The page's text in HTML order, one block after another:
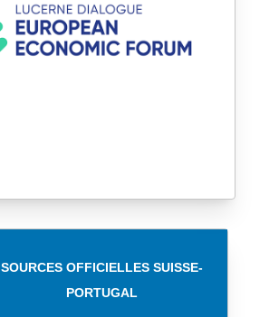
SOURCES OFFICIELLES SUISSE-
PORTUGAL